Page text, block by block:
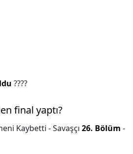
????
final yaptı?
Kaybetti - Savaşçı 26. Bölüm -